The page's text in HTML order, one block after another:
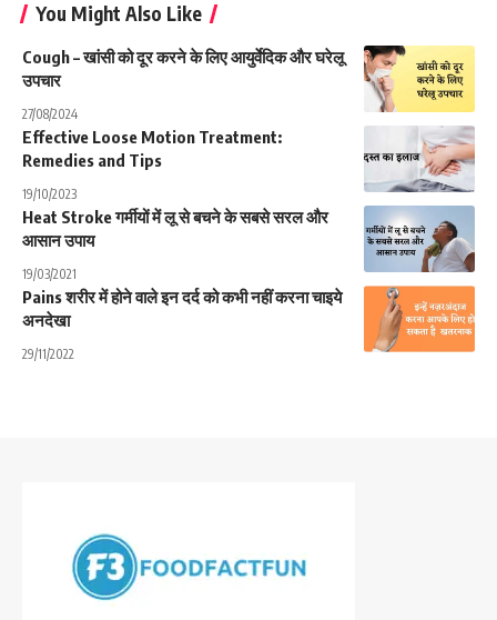
You Might Also Like
Cough – खांसी को दूर करने के लिए आयुर्वेदिक और घरेलू
उपचार
27/08/2024
Effective Loose Motion Treatment:
Remedies and Tips
19/10/2023
Heat Stroke गर्मीयों में लू से बचने के सबसे सरल और
आसान उपाय
19/03/2021
Pains शरीर में होने वाले इन दर्द को कभी नहीं करना चाइये
अनदेखा
29/11/2022